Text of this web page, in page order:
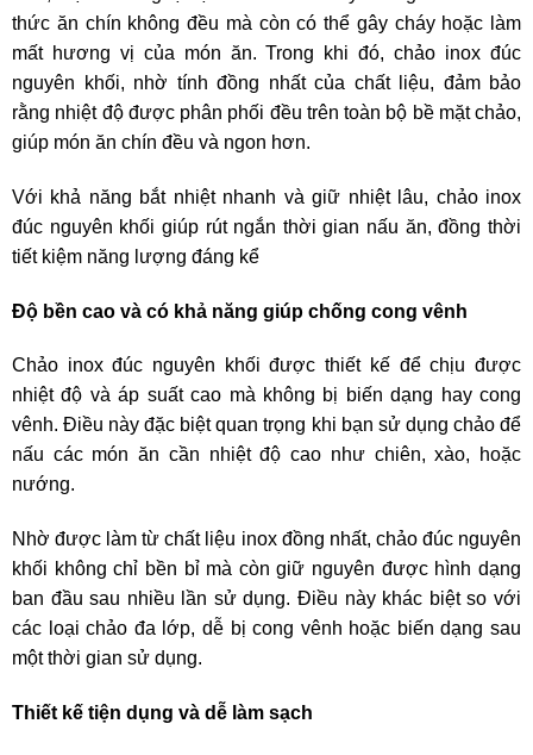
thức ăn chín không đều mà còn có thể gây cháy hoặc làm
mất hương vị của món ăn. Trong khi đó, chảo inox đúc
nguyên khối, nhờ tính đồng nhất của chất liệu, đảm bảo
rằng nhiệt độ được phân phối đều trên toàn bộ bề mặt chảo,
giúp món ăn chín đều và ngon hơn.
Với khả năng bắt nhiệt nhanh và giữ nhiệt lâu, chảo inox
đúc nguyên khối giúp rút ngắn thời gian nấu ăn, đồng thời
tiết kiệm năng lượng đáng kể
Độ bền cao và có khả năng giúp chống cong vênh
Chảo inox đúc nguyên khối được thiết kế để chịu được
nhiệt độ và áp suất cao mà không bị biến dạng hay cong
vênh. Điều này đặc biệt quan trọng khi bạn sử dụng chảo để
nấu các món ăn cần nhiệt độ cao như chiên, xào, hoặc
nướng.
Nhờ được làm từ chất liệu inox đồng nhất, chảo đúc nguyên
khối không chỉ bền bỉ mà còn giữ nguyên được hình dạng
ban đầu sau nhiều lần sử dụng. Điều này khác biệt so với
các loại chảo đa lớp, dễ bị cong vênh hoặc biến dạng sau
một thời gian sử dụng.
Thiết kế tiện dụng và dễ làm sạch